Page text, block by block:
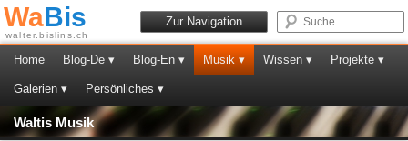
WaBis
walter.bislins.ch
Zur Navigation
Home Blog-De ▾ Blog-En ▾ Musik ▾ Wissen ▾ Projekte ▾
Galerien ▾ Persönliches ▾
Waltis Musik